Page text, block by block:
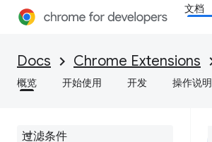
文档
Docs Chrome Extensions
概览 开始使用 开发 操作说明